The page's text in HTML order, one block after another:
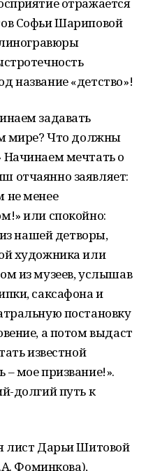
Софьи Шариповой
название «детство»!
задавать
мире? Что должны
Начинаем мечтать о
отчаянно заявляет:
не менее
или спокойно:
нашей детворы,
художника или
из музеев, услышав
саксафона и
постановку
а потом выдаст
известной
мое призвание!».
долгий путь к
лист Дарьи Шитовой
Фоминкова),